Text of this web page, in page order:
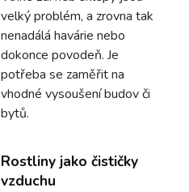
velký problém, a zrovna tak
nenadálá havárie nebo
dokonce povodeň. Je
potřeba se zaměřit na
vhodné vysoušení budov či
bytů.
Rostliny jako čističky
vzduchu